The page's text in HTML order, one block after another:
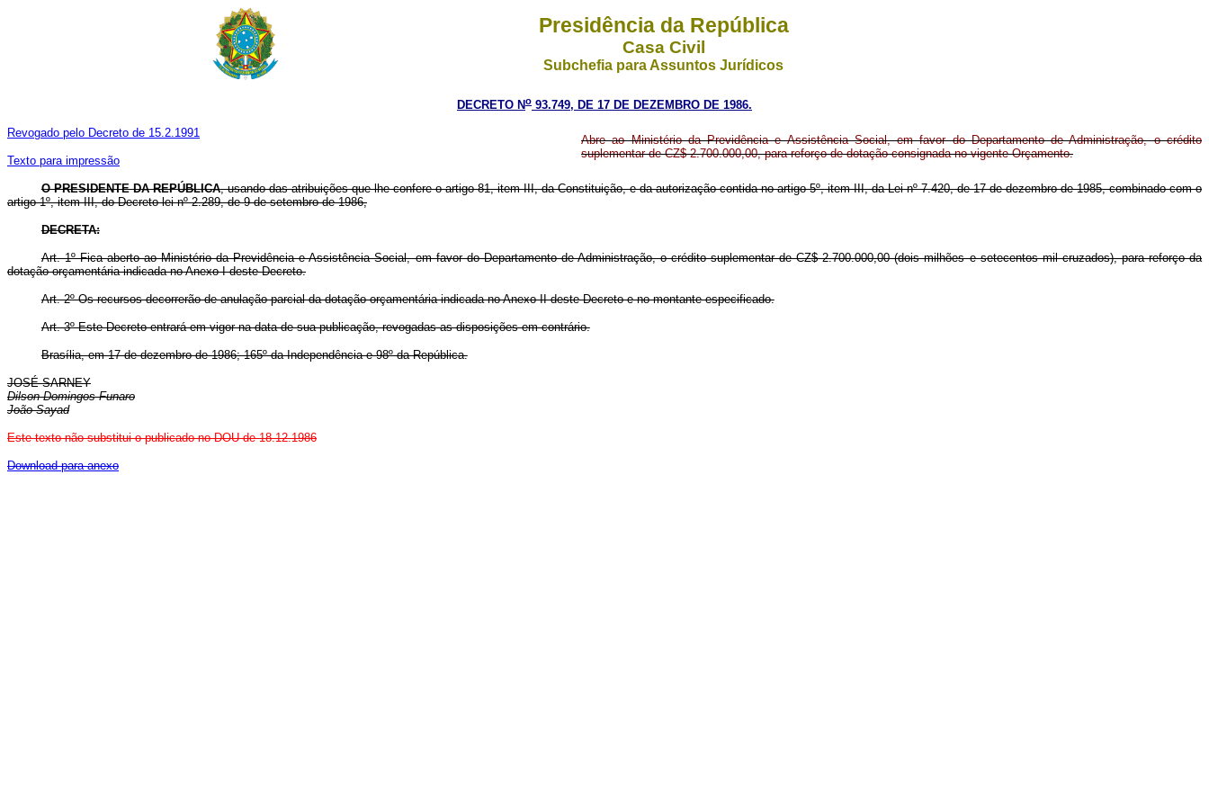
Presidência da República
Casa Civil
Subchefia para Assuntos Jurídicos
DECRETO No 93.749, DE 17 DE DEZEMBRO DE 1986.
Revogado pelo Decreto de 15.2.1991
Texto para impressão
Abre ao Ministério da Previdência e Assistência Social, em favor do Departamento de Administração, o crédito
suplementar de CZ$ 2.700.000,00, para reforço de dotação consignada no vigente Orçamento.
O PRESIDENTE DA REPÚBLICA, usando das atribuições que lhe confere o artigo 81, item III, da Constituição, e da autorização contida no artigo 5º, item III, da Lei nº 7.420, de 17 de dezembro de 1985, combinado com o
artigo 1º, item III, do Decreto-lei nº 2.289, de 9 de setembro de 1986,
DECRETA:
Art. 1º Fica aberto ao Ministério da Previdência e Assistência Social, em favor do Departamento de Administração, o crédito suplementar de CZ$ 2.700.000,00 (dois milhões e setecentos mil cruzados), para reforço da
dotação orçamentária indicada no Anexo I deste Decreto.
Art. 2º Os recursos decorrerão de anulação parcial da dotação orçamentária indicada no Anexo II deste Decreto e no montante especificado.
Art. 3º Este Decreto entrará em vigor na data de sua publicação, revogadas as disposições em contrário.
Brasília, em 17 de dezembro de 1986; 165º da Independência e 98º da República.
JOSÉ SARNEY
Dilson Domingos Funaro
João Sayad
Este texto não substitui o publicado no DOU de 18.12.1986
Download para anexo